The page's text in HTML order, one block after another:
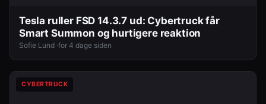
Tesla ruller FSD 14.3.7 ud: Cybertruck får
Smart Summon og hurtigere reaktion
Sofie Lund ·for 4 dage siden
CYBERTRUCK